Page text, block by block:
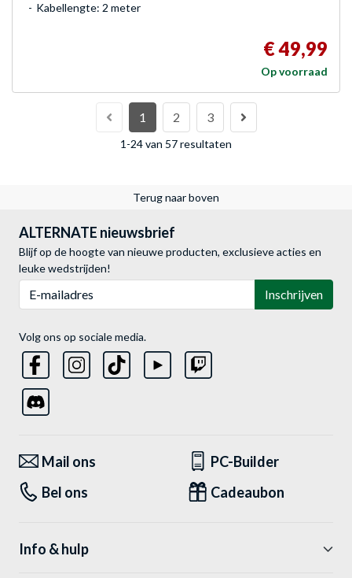
Kabellengte: 2 meter
€ 49,99
Op voorraad
1 2 3
1-24 van 57 resultaten
Terug naar boven
ALTERNATE nieuwsbrief
Blijf op de hoogte van nieuwe producten, exclusieve acties en
leuke wedstrijden!
Inschrijven
Volg ons op sociale media.
Mail ons
PC-Builder
Bel ons
Cadeaubon
Info & hulp